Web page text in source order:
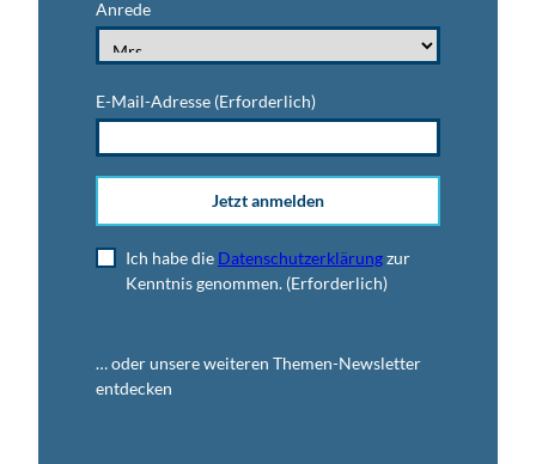
Anrede
E-Mail-Adresse (Erforderlich)
Jetzt anmelden
Ich habe die Datenschutzerklärungzur
Kenntnis genommen. (Erforderlich)
… oder unsere weiteren Themen-Newsletter
entdecken